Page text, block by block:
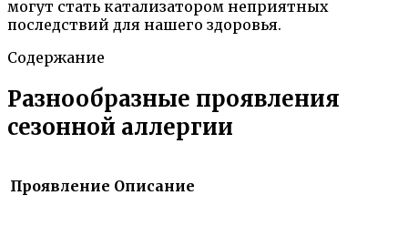
могут стать катализатором неприятных
последствий для нашего здоровья.
Содержание
Разнообразные проявления
сезонной аллергии
Проявление Описание